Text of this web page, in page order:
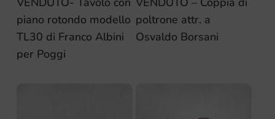
piano rotondo modello
TL30 di Franco Albini
per Poggi
poltrone attr. a
Osvaldo Borsani